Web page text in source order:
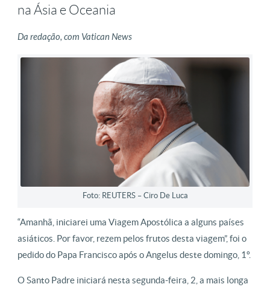
na Ásia e Oceania
Da redação, com Vatican News
Foto: REUTERS – Ciro De Luca
“Amanhã, iniciarei uma Viagem Apostólica a alguns países
asiáticos. Por favor, rezem pelos frutos desta viagem”, foi o
pedido do Papa Francisco após o Angelus deste domingo, 1º.
O Santo Padre iniciará nesta segunda-feira, 2, a mais longa